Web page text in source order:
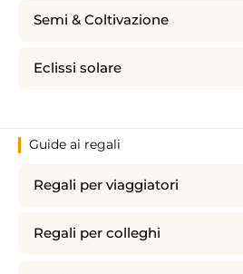
Semi & Coltivazione
Eclissi solare
Guide ai regali
Regali per viaggiatori
Regali per colleghi